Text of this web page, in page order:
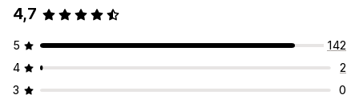
4,7
5
142
4
2
3
0